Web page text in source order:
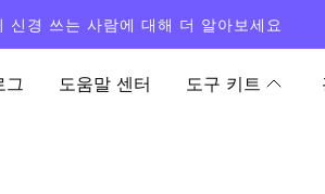
신경 쓰는 사람에 대해 더 알아보세요
그 도움말 센터 도구 키트